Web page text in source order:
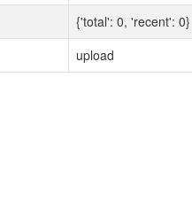
{'total': 0, 'recent': 0}
upload